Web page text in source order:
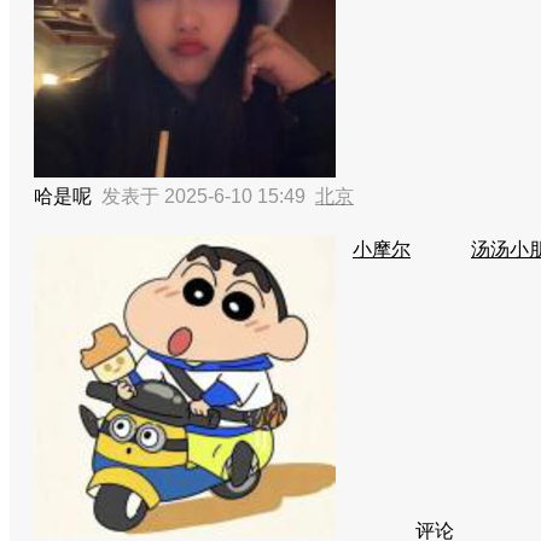
哈是呢 发表于 2025-6-10 15:49 北京
小摩尔
评论
汤汤小